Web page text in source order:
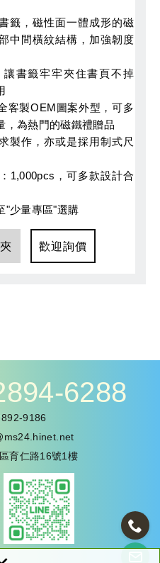
籤，磁性面一體成形的磁
中間橫紋結構，加強韌度
書籤牢牢夾住書頁不掉
客製OEM圖案外型，可多
，為熱門的磁鐵禮贈品
製作，亦或是採用制式尺
1,000pcs，可多款設計合
"少量專區"選購
歡迎詢價
6288
9186
育仁路16號1樓